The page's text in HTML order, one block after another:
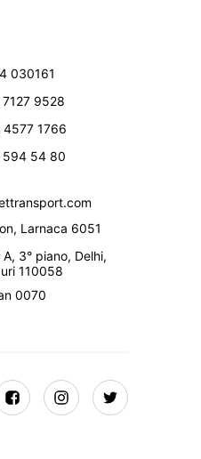
030161
9528
1766
594 54 80
, Larnaca 6051
3° piano, Delhi,
110058
0070